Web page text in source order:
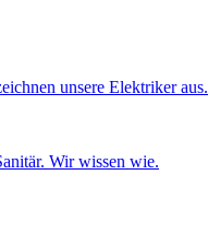
unsere Elektriker aus.
Wir wissen wie.